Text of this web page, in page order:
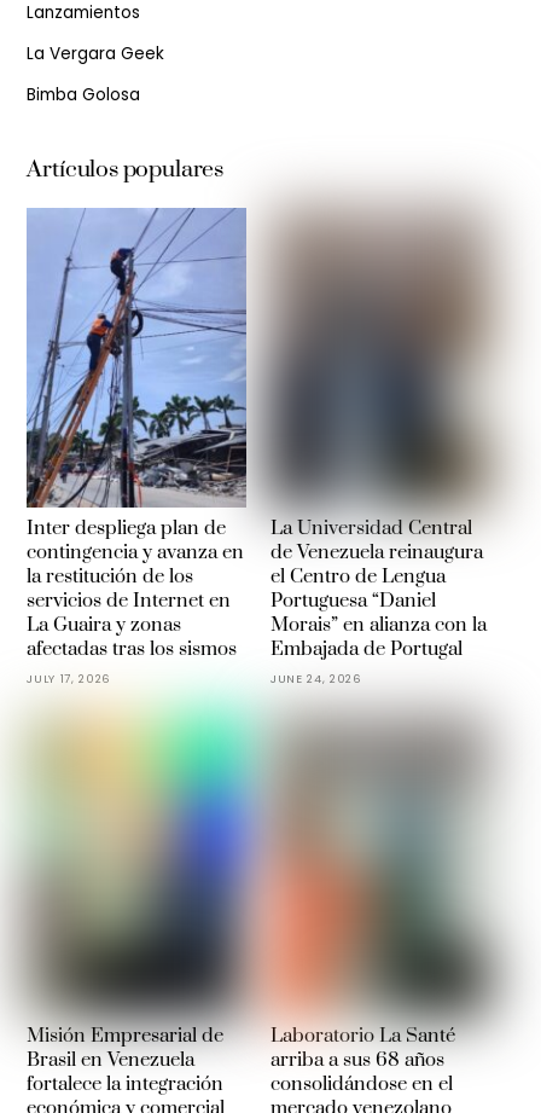
Lanzamientos
La Vergara Geek
Bimba Golosa
Artículos populares
Inter despliega plan de
contingencia y avanza en
la restitución de los
servicios de Internet en
La Guaira y zonas
afectadas tras los sismos
JULY 17, 2026
La Universidad Central
de Venezuela reinaugura
el Centro de Lengua
Portuguesa “Daniel
Morais” en alianza con la
Embajada de Portugal
JUNE 24, 2026
Misión Empresarial de
Brasil en Venezuela
fortalece la integración
Laboratorio La Santé
arriba a sus 68 años
consolidándose en el